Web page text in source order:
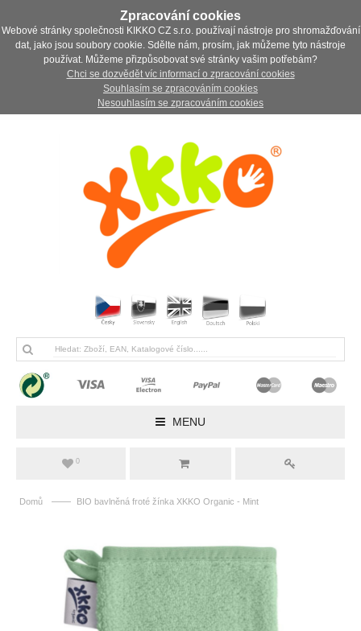
Zpracování cookies
Webové stránky společnosti KIKKO CZ s.r.o. používají nástroje pro shromažďování
dat, jako jsou soubory cookie. Sdělte nám, prosím, jak můžeme tyto nástroje
používat. Můžeme přizpůsobovat své stránky vašim potřebám?
Chci se dozvědět víc informací o zpracování cookies
Souhlasím se zpracováním cookies
Nesouhlasím se zpracováním cookies
MENU
0
Domů —— BIO bavlněná froté žínka XKKO Organic - Mint